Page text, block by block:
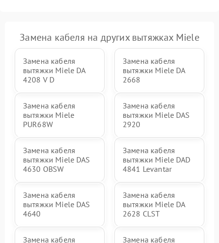
Замена кабеля на других вытяжках Miele
Замена кабеля
вытяжки Miele DA
4208 V D
Замена кабеля
вытяжки Miele DA
2668
Замена кабеля
вытяжки Miele
PUR68W
Замена кабеля
вытяжки Miele DAS
2920
Замена кабеля
вытяжки Miele DAS
4630 OBSW
Замена кабеля
вытяжки Miele DAD
4841 Levantar
Замена кабеля
вытяжки Miele DAS
4640
Замена кабеля
вытяжки Miele DA
2628 CLST
Замена кабеля Замена кабеля